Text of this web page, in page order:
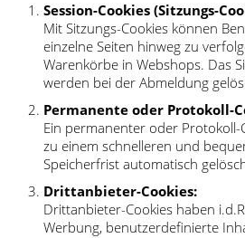
Session-Cookies (Sitzungs-
Mit Sitzungs-Cookies können
einzelne Seiten hinweg zu
Warenkörbe in Webshops. Das
werden bei der Abmeldung
Permanente oder Protokoll-
Ein permanenter oder
zu einem schnelleren und
Speicherfrist automatisch
Drittanbieter-Cookies:
Drittanbieter-Cookies haben
Werbung, benutzerdefinierte